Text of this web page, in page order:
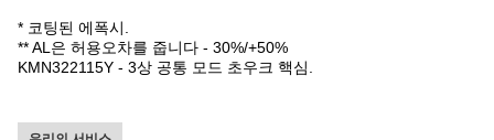
* 코팅된 에폭시.
** AL은 허용오차를 줍니다 - 30%/+50%
KMN322115Y - 3상 공통 모드 초우크 핵심.